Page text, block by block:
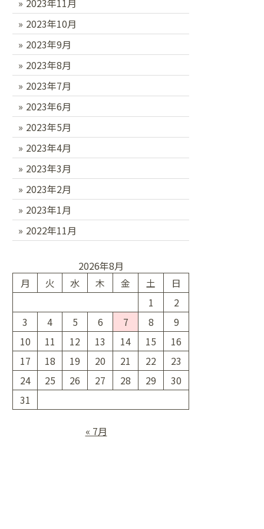
2023年11月
2023年10月
2023年9月
2023年8月
2023年7月
2023年6月
2023年5月
2023年4月
2023年3月
2023年2月
2023年1月
2022年11月
2026年8月
月
火 水 木 金 土
日
1
2
3
4 5 6 7 8
9
10
11 12 13 14 15
16
17
18 19 20 21 22
23
24
25 26 27 28 29
30
31
« 7月